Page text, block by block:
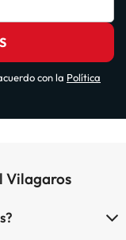
con la Política
Vilagaros